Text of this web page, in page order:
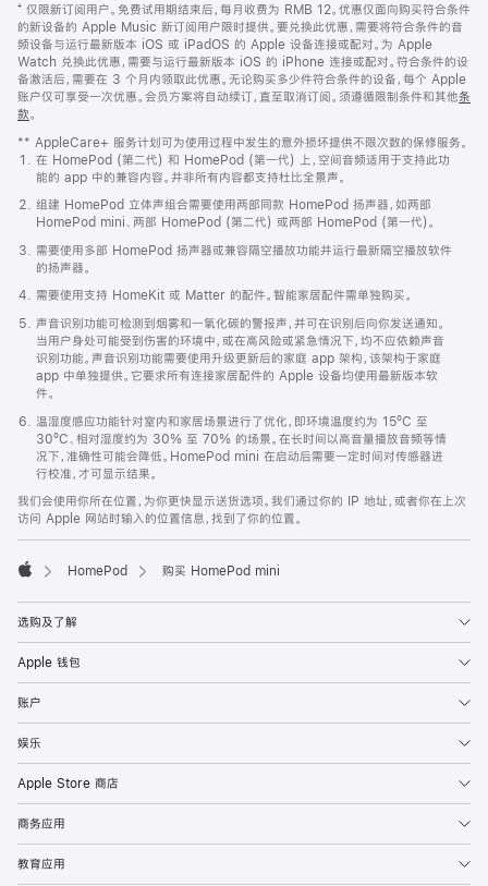
页
页
脚
⁺ 仅限新订阅用户。免费试用期结束后，每月收费为 RMB 12。优惠仅面向购买符合条件
的新设备的 Apple Music 新订阅用户限时提供。要兑换此优惠，需要将符合条件的音
频设备与运行最新版本 iOS 或 iPadOS 的 Apple 设备连接或配对。为 Apple
Watch 兑换此优惠，需要与运行最新版本 iOS 的 iPhone 连接或配对。符合条件的设
备激活后，需要在 3 个月内领取此优惠。无论购买多少件符合条件的设备，每个 Apple
账户仅可享受一次优惠。会员方案将自动续订，直至取消订阅。须遵循限制条件和其他条
款。
窗
口
中
打
开)
** AppleCare+ 服务计划可为使用过程中发生的意外损坏提供不限次数的保修服务。
在 HomePod (第二代) 和 HomePod (第一代) 上，空间音频适用于支持此功
能的 app 中的兼容内容。并非所有内容都支持杜比全景声。
组建 HomePod 立体声组合需要使用两部同款 HomePod 扬声器，如两部
HomePod mini、两部 HomePod (第二代) 或两部 HomePod (第一代)。
需要使用多部 HomePod 扬声器或兼容隔空播放功能并运行最新隔空播放软件
的扬声器。
需要使用支持 HomeKit 或 Matter 的配件。智能家居配件需单独购买。
声音识别功能可检测到烟雾和一氧化碳的警报声，并可在识别后向你发送通知。
当用户身处可能受到伤害的环境中，或在高风险或紧急情况下，均不应依赖声音
识别功能。声音识别功能需要使用升级更新后的家庭 app 架构，该架构于家庭
app 中单独提供。它要求所有连接家居配件的 Apple 设备均使用最新版本软
件。
温湿度感应功能针对室内和家居场景进行了优化，即环境温度约为 15ºC 至
30ºC、相对湿度约为 30% 至 70% 的场景。在长时间以高音量播放音频等情
况下，准确性可能会降低。HomePod mini 在启动后需要一定时间对传感器进
行校准，才可显示结果。
我们会使用你所在位置，为你更快显示送货选项。我们通过你的 IP 地址，或者你在上次
访问 Apple 网站时输入的位置信息，找到了你的位置。
HomePod 购买 HomePod mini
选购及了解
Apple 钱包
账户
娱乐
Apple Store 商店
商务应用
教育应用